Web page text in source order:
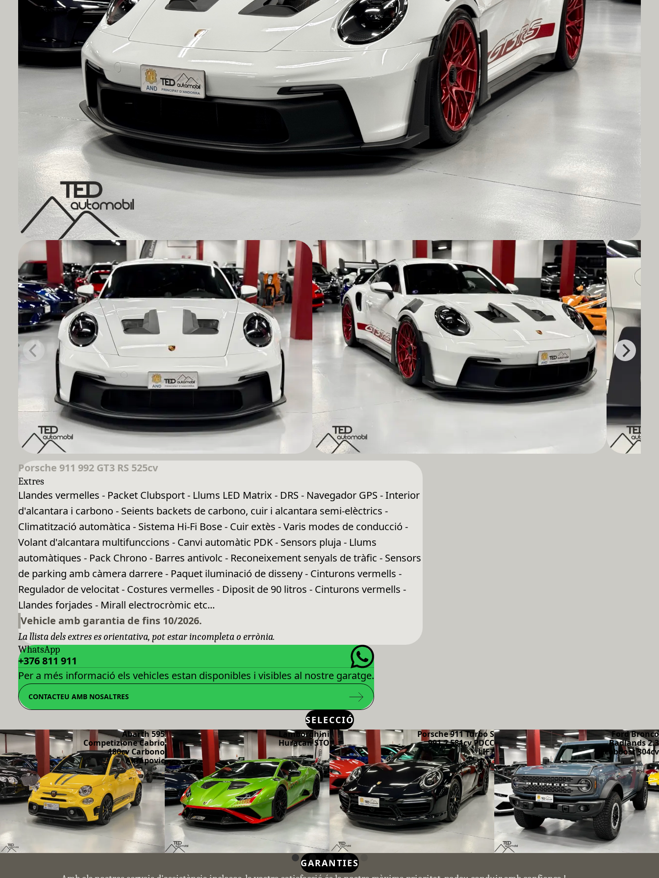
Porsche 911 992 GT3 RS 525cv
Extres
Llandes vermelles - Packet Clubsport - Llums LED Matrix - DRS - Navegador GPS - Interior
d'alcantara i carbono - Seients backets de carbono, cuir i alcantara semi-elèctrics -
Climatització automàtica - Sistema Hi-Fi Bose - Cuir extès - Varis modes de conducció -
Volant d'alcantara multifunccions - Canvi automàtic PDK - Sensors pluja - Llums
automàtiques - Pack Chrono - Barres antivolc - Reconeixement senyals de tràfic - Sensors
de parking amb càmera darrere - Paquet iluminació de disseny - Cinturons vermells -
Regulador de velocitat - Costures vermelles - Diposit de 90 litros - Cinturons vermells -
Llandes forjades - Mirall electrocròmic etc...
Vehicle amb garantia de fins 10/2026.
La llista dels extres es orientativa, pot estar incompleta o errònia.
WhatsApp
+376 811 911
Per a més informació els vehicles estan disponibles i visibles al nostre garatge.
CONTACTEU AMB NOSALTRES
SELECCIÓ
Abarth 595
Competizione Cabrio
180cv Carbono
Akrapovic
Lamborghini
Huracan STO
Porsche 911 Turbo S
991.2 581cv PDCC
LIFT
Ford Bronco
Badlands 2.3
Ecoboost 304cv
GARANTIES